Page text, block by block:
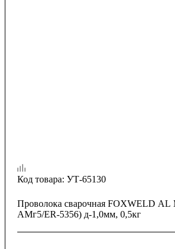
Код товара: УТ-65130
Проволока сварочная FOXWELD AL
АМг5/ER-5356) д-1,0мм, 0,5кг